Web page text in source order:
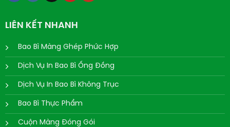
LIÊN KẾT NHANH
Bao Bì Màng Ghép Phức Hợp
Dịch Vụ In Bao Bì Ống Đồng
Dịch Vụ In Bao Bì Không Trục
Bao Bì Thực Phẩm
Cuộn Màng Đóng Gói